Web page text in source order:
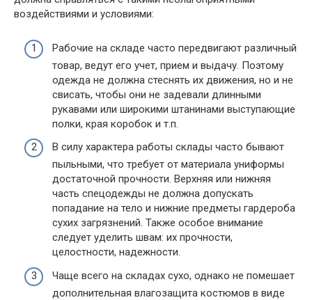
воздействиями и условиями:
Рабочие на складе часто передвигают различный
товар, ведут его учет, прием и выдачу. Поэтому
одежда не должна стеснять их движения, но и не
свисать, чтобы они не задевали длинными
рукавами или широкими штанинами выступающие
полки, края коробок и т.п.
В силу характера работы склады часто бывают
пыльными, что требует от материала униформы
достаточной прочности. Верхняя или нижняя
часть спецодежды не должна допускать
попадание на тело и нижние предметы гардероба
сухих загрязнений. Также особое внимание
следует уделить швам: их прочности,
целостности, надежности.
Чаще всего на складах сухо, однако не помешает
дополнительная влагозащита костюмов в виде